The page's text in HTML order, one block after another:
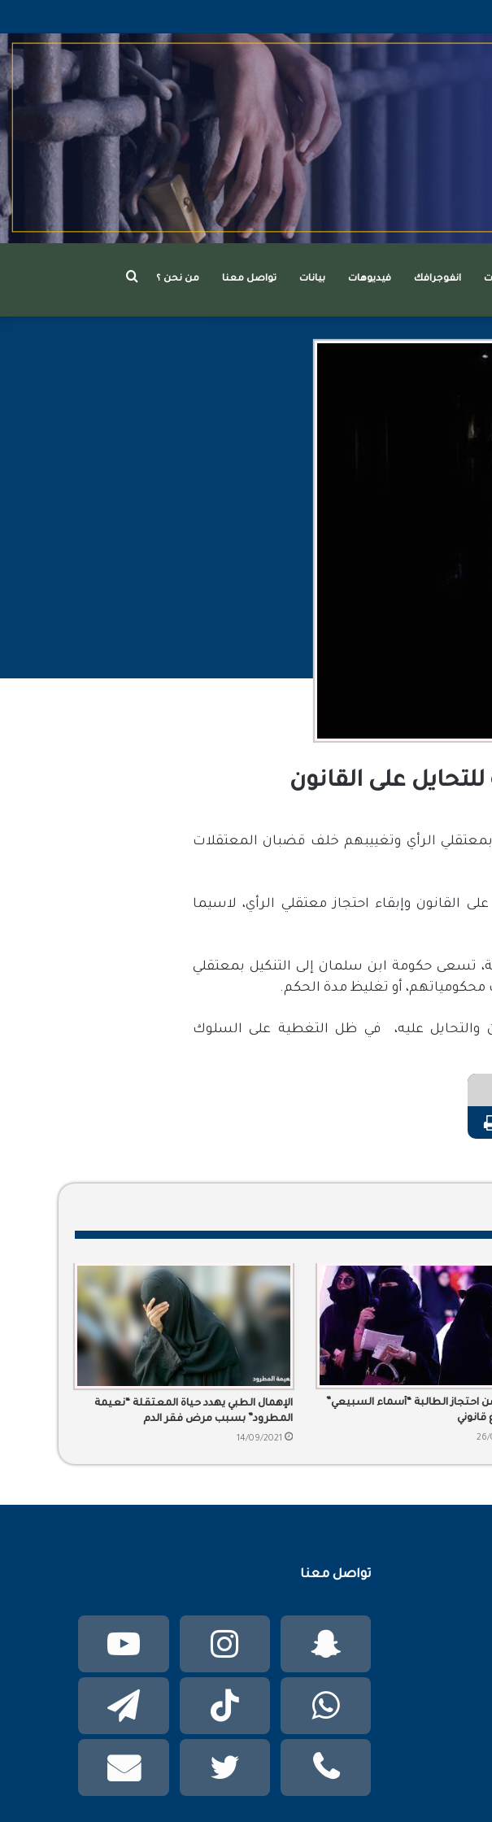
انفوجرافك فيديوهات بيانات تواصل معنا من نحن ؟
على القانون
بمعتقلي الرأي وتغييبهم خلف قضبان المعتقلات
القانون وإبقاء احتجاز معتقلي الرأي، لاسيما
تسعى حكومة ابن سلمان إلى التنكيل بمعتقلي
محكومياتهم، أو تغليظ مدة الحكم.
عليه،
في ظل التغطية على السلوك
طباعة
احتجاز الطالبة “أسماء السبيعي”
26/
الإهمال الطبي يهدد حياة المعتقلة “نعيمة
المطرود” بسبب مرض فقر الدم
14/09/2021
تواصل معنا
يوتيوبانستقرام سناب
تشات
تيلقرام TikTok واتساب
mail
phone